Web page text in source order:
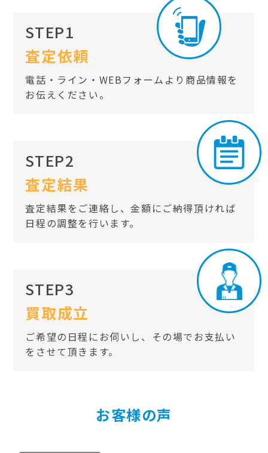
STEP1
査定依頼
電話・ライン・WEBフォームより商品情報を
お伝えください。
STEP2
査定結果
査定結果をご連絡し、金額にご納得頂ければ
日程の調整を行います。
STEP3
買取成立
ご希望の日程にお伺いし、その場でお支払い
をさせて頂きます。
お客様の声